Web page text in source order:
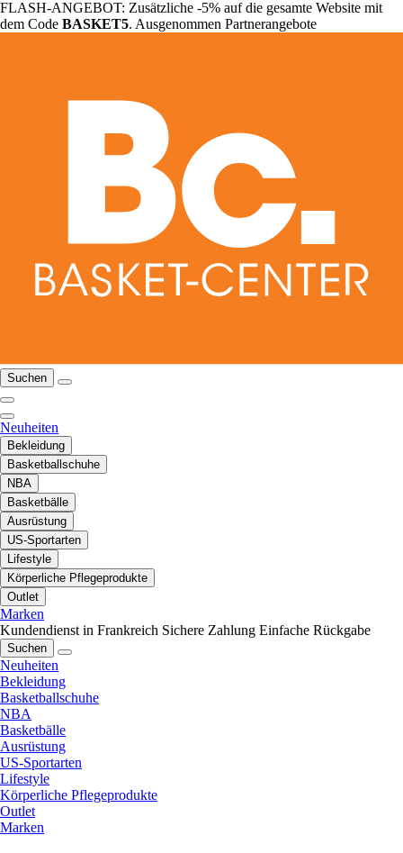
FLASH-ANGEBOT: Zusätzliche -5% auf die gesamte Website mit
dem Code BASKET5. Ausgenommen Partnerangebote
Suchen
Neuheiten
Bekleidung
Basketballschuhe
NBA
Basketbälle
Ausrüstung
US-Sportarten
Lifestyle
Körperliche Pflegeprodukte
Outlet
Marken
Kundendienst in Frankreich Sichere Zahlung Einfache Rückgabe
Suchen
Neuheiten
Bekleidung
Basketballschuhe
NBA
Basketbälle
Ausrüstung
US-Sportarten
Lifestyle
Körperliche Pflegeprodukte
Outlet
Marken